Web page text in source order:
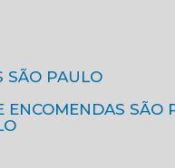
SÃO PAULO
ENCOMENDAS SÃO